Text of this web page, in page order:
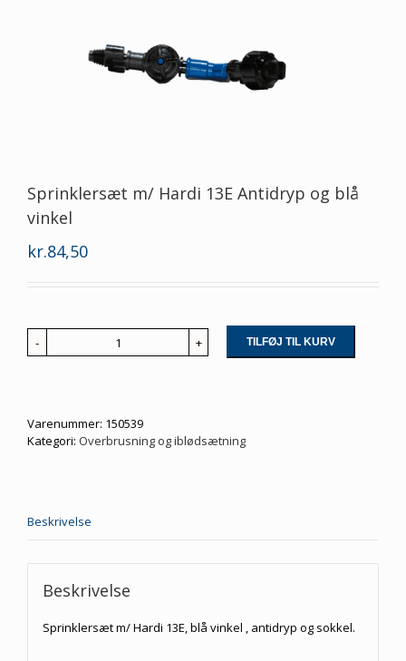
Sprinklersæt m/ Hardi 13E Antidryp og blå
vinkel
kr.84,50
Sprinklersæt
Antidryp
og
TILFØJ TIL KURV
Varenummer: 150539
Kategori: Overbrusning og iblødsætning
Beskrivelse
Beskrivelse
Sprinklersæt m/ Hardi 13E, blå vinkel , antidryp og sokkel.